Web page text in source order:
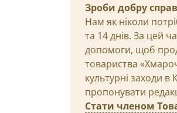
Зроби добру
Нам як ніколи
та 14 днів. За цей
допомоги, щоб
товариства
культурні заходи
пропонувати
Стати членом